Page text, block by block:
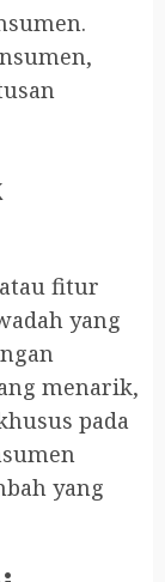
fitur
yang
menarik,
pada
yang